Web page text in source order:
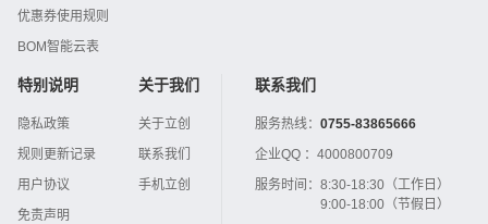
优惠券使用规则
BOM智能云表
特别说明
隐私政策
规则更新记录
用户协议
免责声明
关于我们
关于立创
联系我们
手机立创
联系我们
服务热线： 0755-83865666
企业QQ ： 4000800709
服务时间： 8:30-18:30（工作日）
9:00-18:00（节假日）